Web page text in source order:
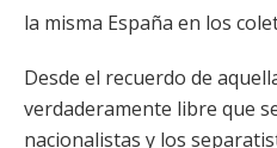
la misma España en los
Desde el recuerdo de
verdaderamente libre que
nacionalistas y los